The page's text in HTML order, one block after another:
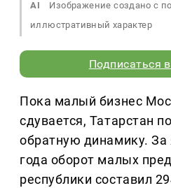
AI
Изображение создано с
иллюстративный характер
Подписаться
Пока малый бизнес
сдувается, Татарстан
обратную динамику.
года оборот малых
республики составил